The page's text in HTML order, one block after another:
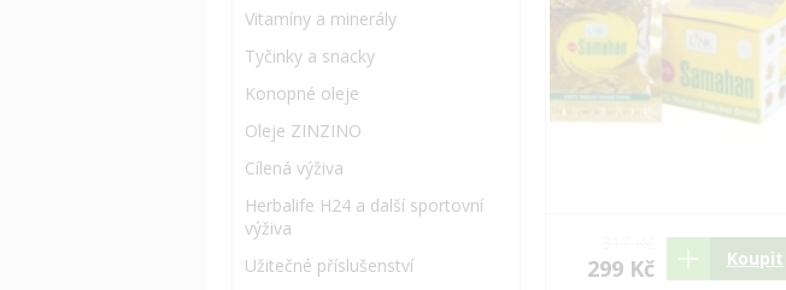
Vitamíny a minerály
Tyčinky a snacky
Konopné oleje
Oleje ZINZINO
Cílená výživa
Herbalife H24 a další sportovní
výživa
Užitečné příslušenství
299 Kč Koupit